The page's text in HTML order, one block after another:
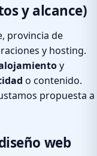
y alcance)
provincia de
y hosting.
y
o contenido.
propuesta a
web